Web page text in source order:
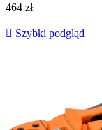
464 zł
 Szybki podgląd